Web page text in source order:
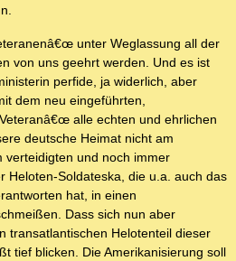
unter Weglassung all der
von uns geehrt werden. Und es ist
perfide, ja widerlich, aber
dem neu eingeführten,
alle echten und ehrlichen
deutsche Heimat nicht am
verteidigten und noch immer
Heloten-Soldateska, die u.a. auch das
hat, in einen
Dass sich nun aber
transatlantischen Helotenteil dieser
tief blicken. Die Amerikanisierung soll